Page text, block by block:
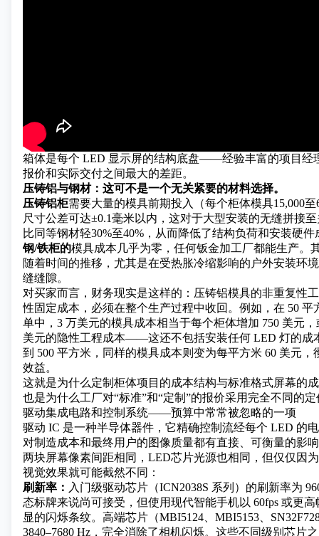
箱体是每个 LED 显示屏的结构底盘——经验丰富的项目经
报价和实际交付之间最大的差距。
压铸铝与钢材：这可不是一个无关紧要的材料选择。
压铸铝柜需要大量的模具前期投入（每个柜体模具15,000至
尺寸公差可达±0.1毫米以内，这对于大型安装的无缝拼接
比同等钢材轻30%至40%，从而降低了结构负荷和安装硬件
钢/铁柜的模具成本几乎为零，任何钣金加工厂都能生产。
随着时间的推移，尤其是在受热胀冷缩影响的户外安装环
缝缝隙。
对买家而言，财务现实是这样的：压铸铝模具的非重复性
性固定成本，必须在整个生产过程中收回。例如，在 50 平
单中，3 万美元的模具成本相当于每个柜体增加 750 美元
美元的隐性工程成本——这还不包括安装任何 LED 灯的成
到 500 平方米，同样的模具成本则变为每平方米 60 美元，
效益。
这就是为什么定制柜体项目的成本结构与标准格式屏幕
也是为什么工厂对“标准”和“定制”的报价采用完全不同的
驱动集成电路和控制系统——预算中常常被忽略的一项
驱动 IC 是一种半导体器件，它精确控制流经每个 LED
对制造成本和最终用户的图像质量都有直接、可衡量的影
两块屏幕像素间距相同，LED芯片光源也相同，但仅仅因
视觉效果就可能截然不同：
刷新率： 入门级驱动芯片（ICN2038S 系列）的刷新率为
态标牌来说尚可接受，但使用现代智能手机以 60fps 或更
显的闪烁条纹。高端芯片（MBI5124、MBI5153、
3840–7680 Hz，完全消除了相机闪烁。这些不同级别芯片